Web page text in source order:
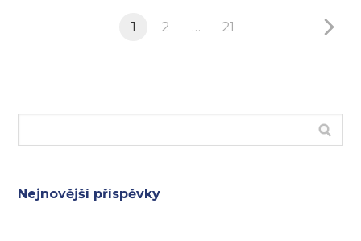
1 2 … 21
Nejnovější příspěvky